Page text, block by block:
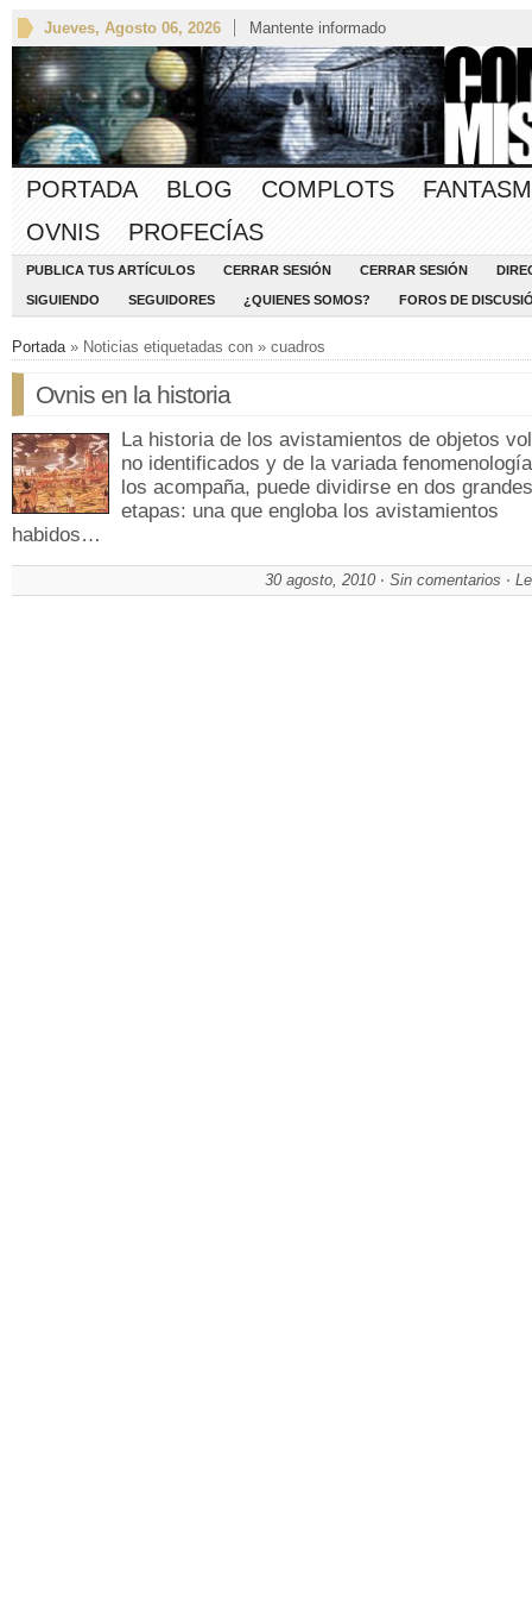
Jueves, Agosto 06, 2026 Mantente informado
PORTADA BLOG COMPLOTS
OVNIS
PROFECÍAS
PUBLICA TUS ARTÍCULOS CERRAR SESIÓN CERRAR SESIÓN
SIGUIENDO SEGUIDORES ¿QUIENES SOMOS? FOROS DE
Portada » Noticias etiquetadas con » cuadros
Ovnis en la historia
La historia de los avistamientos de objetos
no identificados y de la variada
los acompaña, puede dividirse en dos grandes
etapas: una que engloba los avistamientos
habidos…
30 agosto, 2010 Sin comentarios